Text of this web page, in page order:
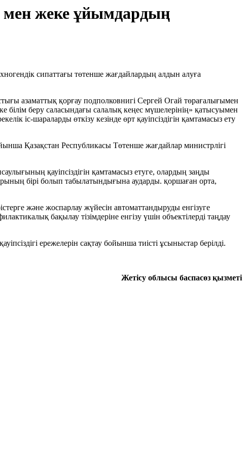
мен жеке ұйымдардың
сипаттағы төтенше жағдайлардың алдын алуға
азаматтық қорғау подполковнигі Сергей Огай төрағалығымен
беру саласындағы салалық кеңес мүшелерінің» қатысуымен
іс-шараларды өткізу кезінде өрт қауіпсіздігін қамтамасыз ету
Қазақстан Республикасы Төтенше жағдайлар министрлігі
қауіпсіздігін қамтамасыз етуге, олардың заңды
бірі болып табылатындығына аударды. қоршаған орта,
және жоспарлау жүйесін автоматтандыруды енгізуге
бақылау тізімдеріне енгізу үшін объектілерді таңдау
ережелерін сақтау бойынша тиісті ұсыныстар берілді.
Жетісу облысы баспасөз қызметі